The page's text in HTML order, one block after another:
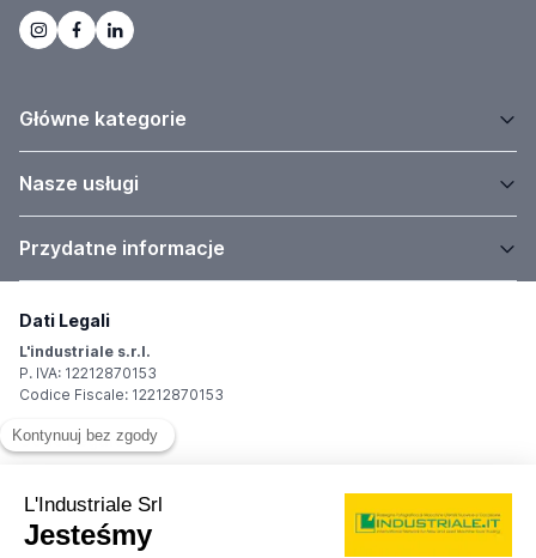
Główne kategorie
Nasze usługi
Przydatne informacje
Dati Legali
L'industriale s.r.l.
P. IVA: 12212870153
Codice Fiscale: 12212870153
Sede Legale
20148 Milano (MI)
Italy